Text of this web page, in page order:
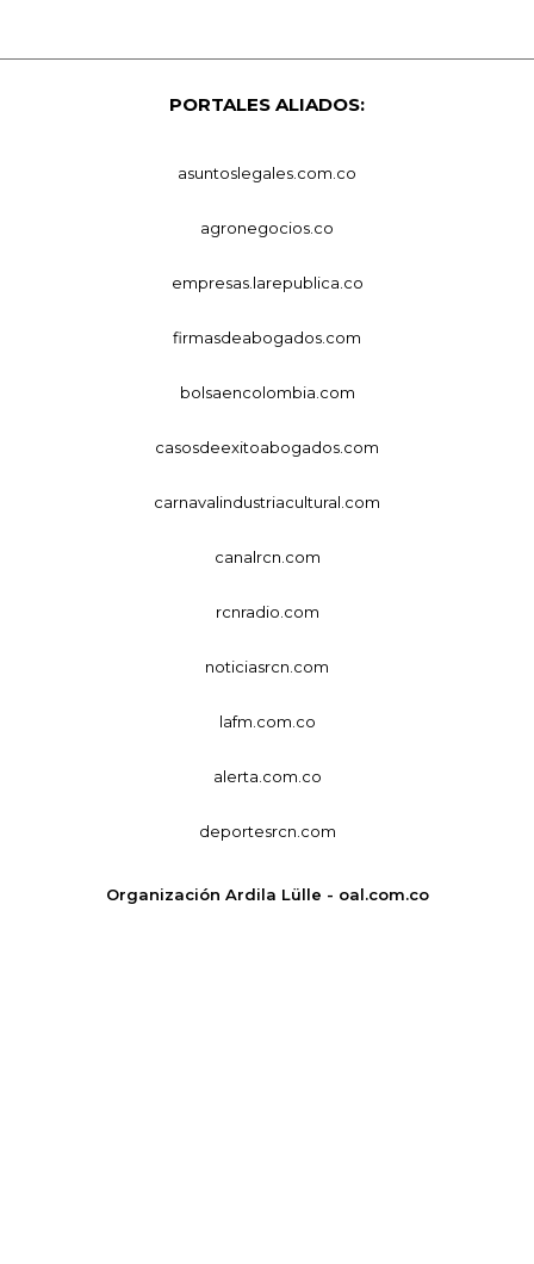
PORTALES ALIADOS:
asuntoslegales.com.co
agronegocios.co
empresas.larepublica.co
firmasdeabogados.com
bolsaencolombia.com
casosdeexitoabogados.com
carnavalindustriacultural.com
canalrcn.com
rcnradio.com
noticiasrcn.com
lafm.com.co
alerta.com.co
deportesrcn.com
Organización Ardila Lülle - oal.com.co